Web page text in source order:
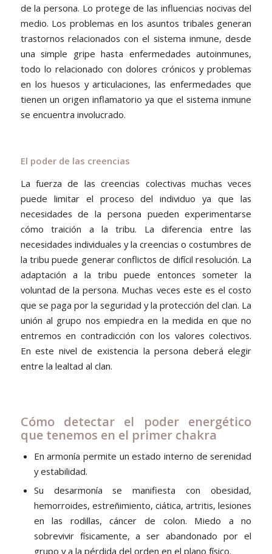
de la persona. Lo protege de las influencias nocivas del
medio. Los problemas en los asuntos tribales generan
trastornos relacionados con el sistema inmune, desde
una simple gripe hasta enfermedades autoinmunes,
todo lo relacionado con dolores crónicos y problemas
en los huesos y articulaciones, las enfermedades que
tienen un origen inflamatorio ya que el sistema inmune
se encuentra involucrado.
El poder de las creencias
La fuerza de las creencias colectivas muchas veces
puede limitar el proceso del individuo ya que las
necesidades de la persona pueden experimentarse
cómo traición a la tribu. La diferencia entre las
necesidades individuales y la creencias o costumbres de
la tribu puede generar conflictos de difícil resolución. La
adaptación a la tribu puede entonces someter la
voluntad de la persona. Muchas veces este es el costo
que se paga por la seguridad y la protección del clan. La
unión al grupo nos empiedra en la medida en que no
entremos en contradicción con los valores colectivos.
En este nivel de existencia la persona deberá elegir
entre la lealtad al clan.
Cómo detectar el poder energético
que tenemos en el primer chakra
En armonía permite un estado interno de serenidad
y estabilidad.
Su desarmonía se manifiesta con obesidad,
hemorroides, estreñimiento, ciática, artritis, lesiones
en las rodillas, cáncer de colon. Miedo a no
sobrevivir físicamente, a ser abandonado por el
grupo y a la pérdida del orden en el plano físico.